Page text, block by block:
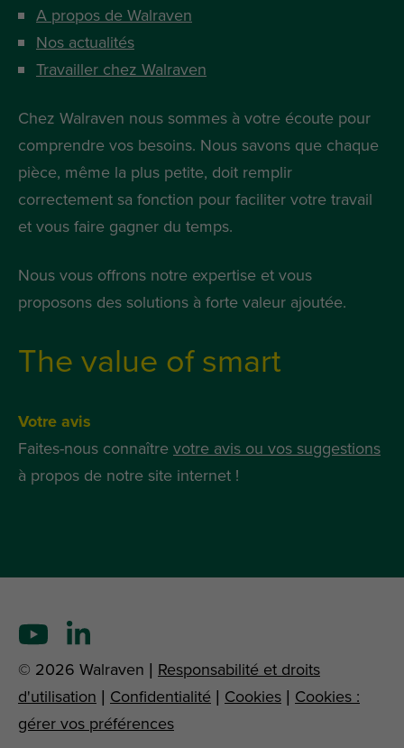
A propos de Walraven
Nos actualités
Travailler chez Walraven
Chez Walraven nous sommes à votre écoute pour
comprendre vos besoins. Nous savons que chaque
pièce, même la plus petite, doit remplir
correctement sa fonction pour faciliter votre travail
et vous faire gagner du temps.
Nous vous offrons notre expertise et vous
proposons des solutions à forte valeur ajoutée.
The value of smart
Votre avis
Faites-nous connaître votre avis ou vos suggestions
à propos de notre site internet !
© 2026 Walraven | Responsabilité et droits
d'utilisation | Confidentialité | Cookies | Cookies :
gérer vos préférences